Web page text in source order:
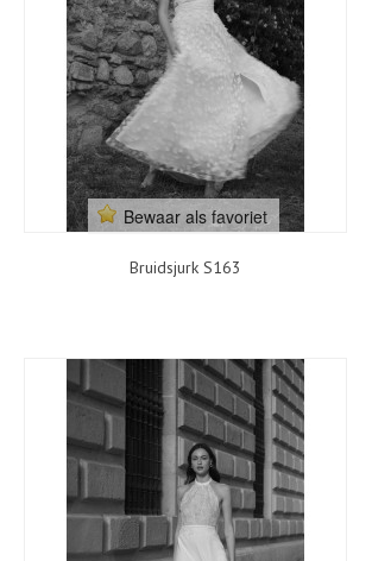
Bruidsjurk S163
Bewaar als favoriet